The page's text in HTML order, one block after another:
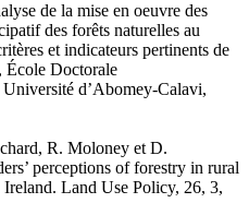
de la mise en oeuvre des
des forêts naturelles au
et indicateurs pertinents de
École Doctorale
d’Abomey-Calavi,
R. Moloney et D.
perceptions of forestry in rural
Land Use Policy, 26, 3,